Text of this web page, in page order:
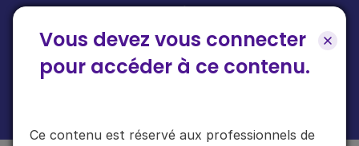
Vous devez vous connecter
pour accéder à ce contenu.
Ce contenu est réservé aux professionnels de
votre boîte mail.